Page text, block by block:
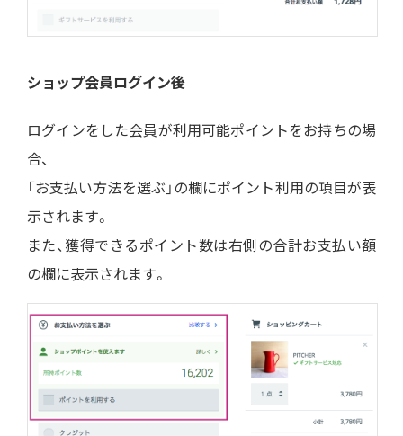
ショップ会員ログイン後
ログインをした会員が利用可能ポイントをお持ちの場
合、
「お支払い方法を選ぶ」の欄にポイント利用の項目が表
示されます。
また、獲得できるポイント数は右側の合計お支払い額
の欄に表示されます。